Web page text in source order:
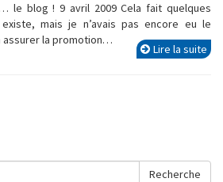
le blog ! 9 avril 2009 Cela fait quelques
mais je n’avais pas encore eu le
assurer la promotion…
Lire la suite
Recherche